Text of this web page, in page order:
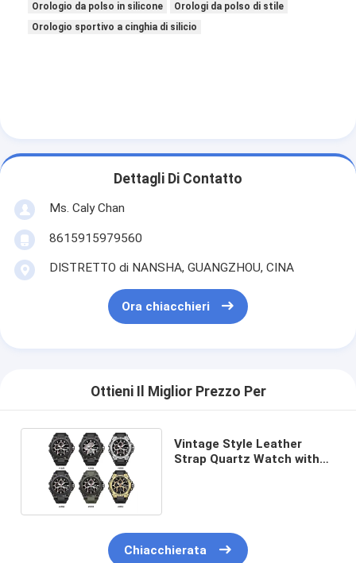
Orologio da polso in silicone
Orologi da polso di stile
Orologio sportivo a cinghia di silicio
Dettagli Di Contatto
Ms. Caly Chan
8615915979560
DISTRETTO di NANSHA, GUANGZHOU, CINA
Ora chiacchieri
Ottieni Il Miglior Prezzo Per
Vintage Style Leather
Strap Quartz Watch with
Chiacchierata